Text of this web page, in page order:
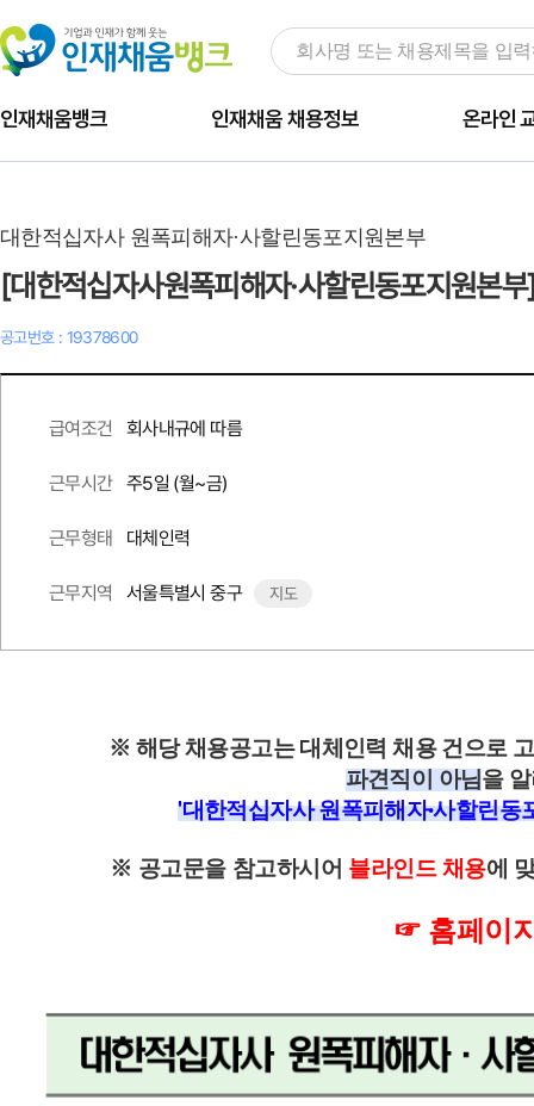
인재채움뱅크 인재채움 채용정보 온라인
대한적십자사 원폭피해자·사할린동포지원본부
[대한적십자사원폭피해자·사할린동포지원본
공고번호 : 19378600
급여조건 회사내규에 따름
근무시간 주5일 (월~금)
근무형태 대체인력
근무지역 서울특별시 중구 지도
※ 해당 채용공고는 대체인력 채용 건으로
파견직이 아님을
'대한적십자사 원폭피해자·사할린동
※ 공고문을 참고하시어 블라인드 채용에
☞ 홈페이